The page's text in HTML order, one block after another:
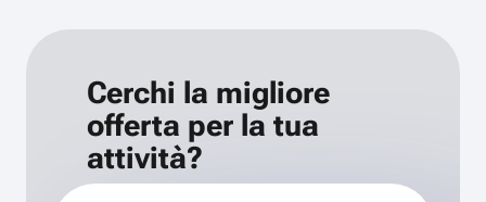
Cerchi la migliore
offerta per la tua
attività?